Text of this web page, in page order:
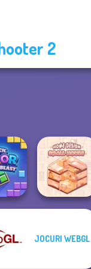
2
Home Design:
JOCURI WEBGL